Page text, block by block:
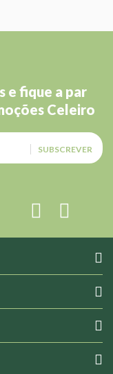
e fique a par
Celeiro
SUBSCREVER